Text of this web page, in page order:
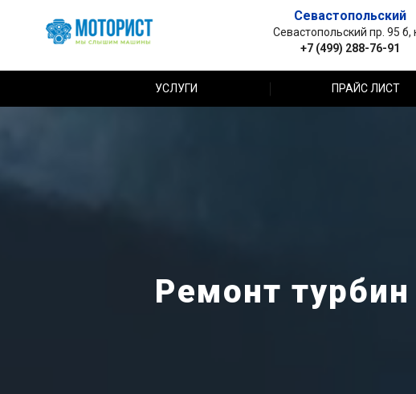
Севастопольский
Севастопольский пр. 95 б,
+7 (499) 288-76-91
УСЛУГИ ПРАЙС ЛИСТ
Ремонт